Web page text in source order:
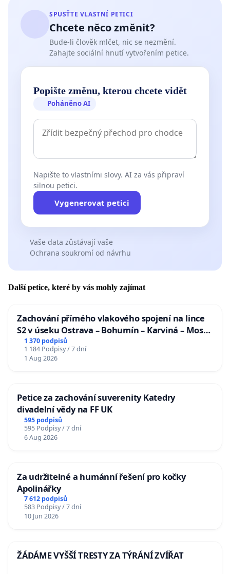
SPUSŤTE VLASTNÍ PETICI
Chcete něco změnit?
Bude-li člověk mlčet, nic se nezmění.
Zahajte sociální hnutí vytvořením petice.
Popište změnu, kterou chcete vidět
Poháněno AI
Napište to vlastními slovy. AI za vás připraví
silnou petici.
Vygenerovat petici
Vaše data zůstávají vaše
Ochrana soukromí od návrhu
Další petice, které by vás mohly zajímat
Zachování přímého vlakového spojení na lince
S2 v úseku Ostrava – Bohumín – Karviná – Mosty
u Jablunkova
1 370 podpisů
1 184 Podpisy / 7 dní
1 Aug 2026
Petice za zachování suverenity Katedry
divadelní vědy na FF UK
595 podpisů
595 Podpisy / 7 dní
6 Aug 2026
Za udržitelné a humánní řešení pro kočky
Apolinářky
7 612 podpisů
583 Podpisy / 7 dní
10 Jun 2026
ŽÁDÁME VYŠŠÍ TRESTY ZA TÝRÁNÍ ZVÍŘAT